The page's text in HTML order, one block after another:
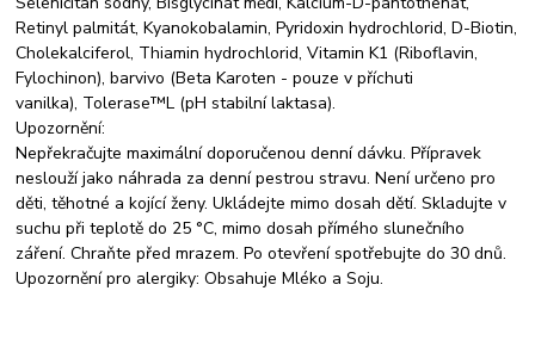
Retinyl palmitát, Kyanokobalamin, Pyridoxin hydrochlorid, D-Biotin,
Cholekalciferol, Thiamin hydrochlorid, Vitamin K1 (Riboflavin,
Fylochinon), barvivo (Beta Karoten - pouze v příchuti
vanilka), Tolerase™L (pH stabilní laktasa).
Upozornění:
Nepřekračujte maximální doporučenou denní dávku. Přípravek
neslouží jako náhrada za denní pestrou stravu. Není určeno pro
děti, těhotné a kojící ženy. Ukládejte mimo dosah dětí. Skladujte v
suchu při teplotě do 25 °C, mimo dosah přímého slunečního
záření. Chraňte před mrazem. Po otevření spotřebujte do 30 dnů.
Upozornění pro alergiky: Obsahuje Mléko a Soju.